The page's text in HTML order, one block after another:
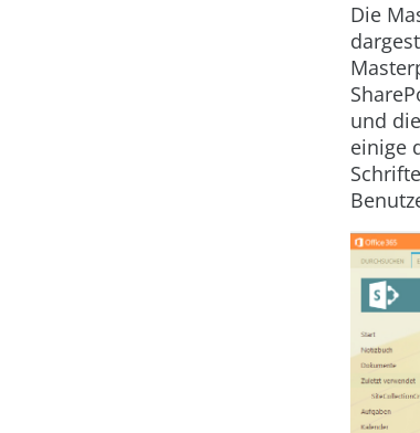
Die
und
einige